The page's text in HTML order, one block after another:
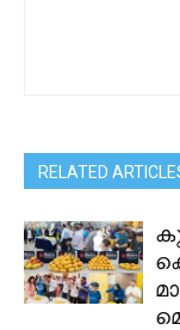
RELATED